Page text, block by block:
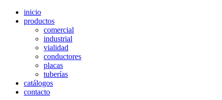
inicio
productos
comercial
industrial
vialidad
conductores
placas
tuberías
catálogos
contacto